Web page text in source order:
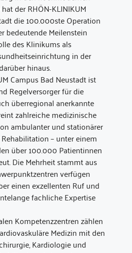
der RHÖN-KLINIKUM
die 100.000ste Operation
bedeutende Meilenstein
des Klinikums als
in der
hinaus.
Campus Bad Neustadt ist
Regelversorger für die
überregional anerkannte
zahlreiche medizinische
ambulanter und stationärer
– unter einem
über 100.000 Patientinnen
Die Mehrheit stammt aus
verfügen
einen exzellenten Ruf und
fachliche Expertise
Kompetenzzentren zählen
Medizin mit den
Kardiologie und